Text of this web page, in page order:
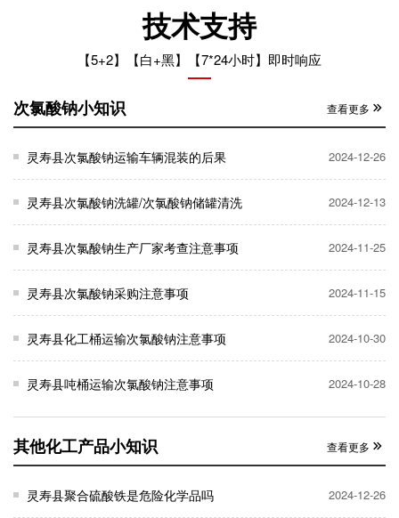
技术支持
【5+2】【白+黑】【7*24小时】即时响应
次氯酸钠小知识 查看更多
灵寿县次氯酸钠运输车辆混装的后果 2024-12-26
灵寿县次氯酸钠洗罐/次氯酸钠储罐清洗 2024-12-13
灵寿县次氯酸钠生产厂家考查注意事项 2024-11-25
灵寿县次氯酸钠采购注意事项 2024-11-15
灵寿县化工桶运输次氯酸钠注意事项 2024-10-30
灵寿县吨桶运输次氯酸钠注意事项 2024-10-28
其他化工产品小知识 查看更多
灵寿县聚合硫酸铁是危险化学品吗 2024-12-26